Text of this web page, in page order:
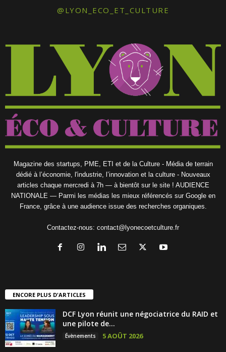
@LYON_ECO_ET_CULTURE
Magazine des startups, PME, ETI et de la Culture - Média de terrain
dédié à l’économie, l'industrie, l’innovation et la culture - Nouveaux
articles chaque mercredi à 7h — à bientôt sur le site ! AUDIENCE
NATIONALE — Parmi les médias les mieux référencés sur Google en
France, grâce à une audience issue des recherches organiques.
Contactez-nous: contact@lyonecoetculture.fr
ENCORE PLUS D'ARTICLES
DCF Lyon réunit une négociatrice du RAID et
une pilote de...
Évènements 5 AOÛT 2026